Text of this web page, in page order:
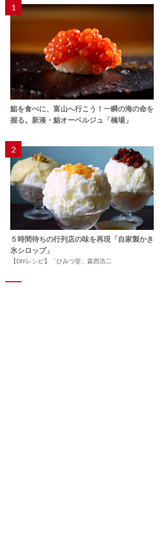
1
鮨を食べに、富山へ行こう！一瞬の海の命を
握る。新湊・鮨オーベルジュ「橋場」
2
５時間待ちの行列店の味を再現「自家製かき
氷シロップ」
【DIYレシピ】「ひみつ堂」森西浩二